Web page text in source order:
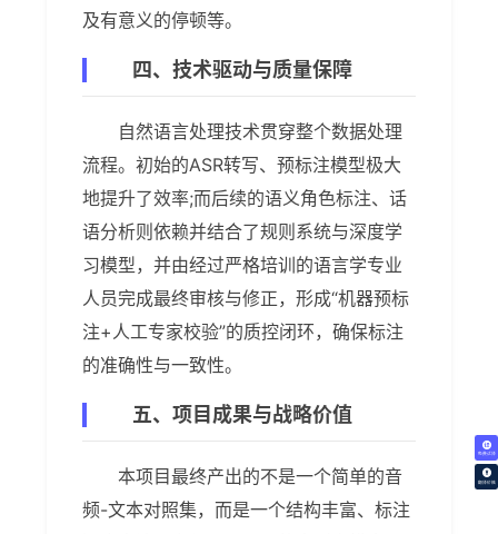
免费试译
翻译价格
及有意义的停顿等。
四、技术驱动与质量保障
自然语言处理技术贯穿整个数据处理
流程。初始的ASR转写、预标注模型极大
地提升了效率;而后续的语义角色标注、话
语分析则依赖并结合了规则系统与深度学
习模型，并由经过严格培训的语言学专业
人员完成最终审核与修正，形成“机器预标
注+人工专家校验”的质控闭环，确保标注
的准确性与一致性。
五、项目成果与战略价值
本项目最终产出的不是一个简单的音
频-文本对照集，而是一个结构丰富、标注